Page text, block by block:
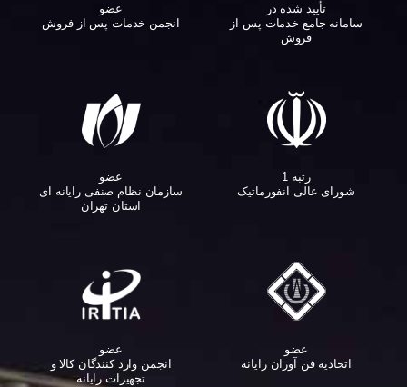
تأیید شده در
سامانه جامع خدمات پس از
فروش
عضو
انجمن خدمات پس از فروش
رتبه 1
شورای عالی انفورماتیک
عضو
سازمان نظام صنفی رایانه ای
استان تهران
عضو
اتحادیه فن آوران رایانه
عضو
انجمن وارد کنندگان کالا و
تجهیزات رایانه‌